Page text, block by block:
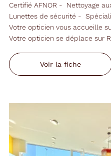
Certifié AFNOR
Nettoyage
Lunettes de sécurité
Votre opticien vous accueille
Votre opticien se déplace sur
Voir la fiche